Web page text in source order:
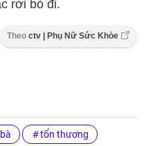
rời bỏ đi.
Theo ctv | Phụ Nữ Sức Khỏe
tổn thương